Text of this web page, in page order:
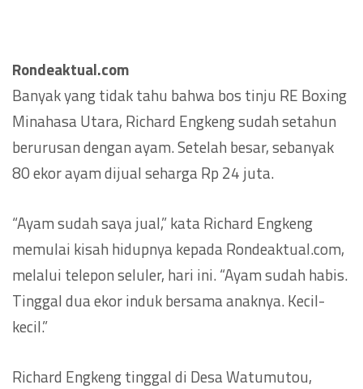
Rondeaktual.com
Banyak yang tidak tahu bahwa bos tinju RE Boxing
Minahasa Utara, Richard Engkeng sudah setahun
berurusan dengan ayam. Setelah besar, sebanyak
80 ekor ayam dijual seharga Rp 24 juta.
“Ayam sudah saya jual,” kata Richard Engkeng
memulai kisah hidupnya kepada Rondeaktual.com,
melalui telepon seluler, hari ini. “Ayam sudah habis.
Tinggal dua ekor induk bersama anaknya. Kecil-
kecil.”
Richard Engkeng tinggal di Desa Watumutou,